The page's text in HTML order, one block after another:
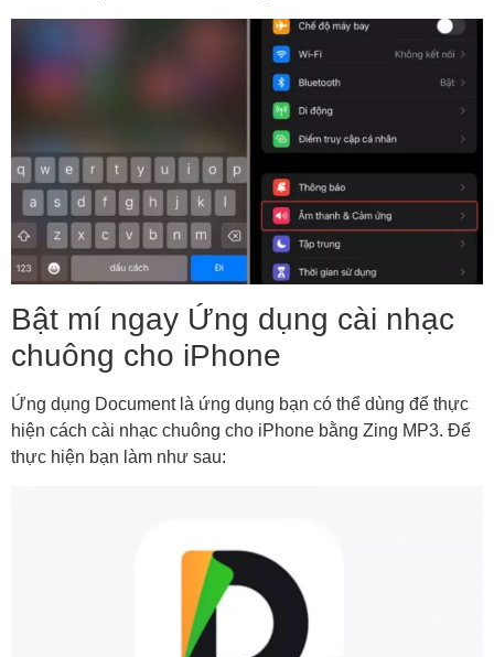
Bật mí ngay Ứng dụng cài nhạc
chuông cho iPhone
Ứng dụng Document là ứng dụng bạn có thể dùng để thực
hiện cách cài nhạc chuông cho iPhone bằng Zing MP3. Để
thực hiện bạn làm như sau: